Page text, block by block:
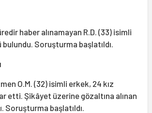
haber alınamayan R.D. (33) isimli
bulundu. Soruşturma başlatıldı.
O.M. (32) isimli erkek, 24 kız
etti. Şikâyet üzerine gözaltına alınan
Soruşturma başlatıldı.